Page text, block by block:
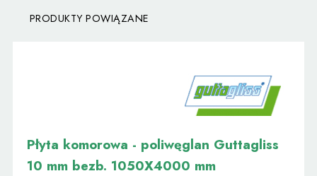
PRODUKTY POWIĄZANE
Płyta komorowa - poliwęglan Guttagliss
10 mm bezb. 1050X4000 mm